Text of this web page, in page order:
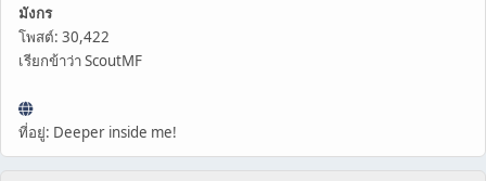
มังกร
โพสต์: 30,422
เรียกข้าว่า ScoutMF
ที่อยู่: Deeper inside me!